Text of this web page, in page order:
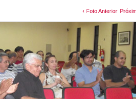
‹ Foto Anterior